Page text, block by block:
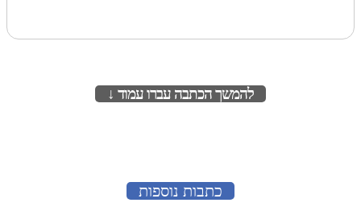
להמשך הכתבה עברו עמוד ↓
כתבות נוספות